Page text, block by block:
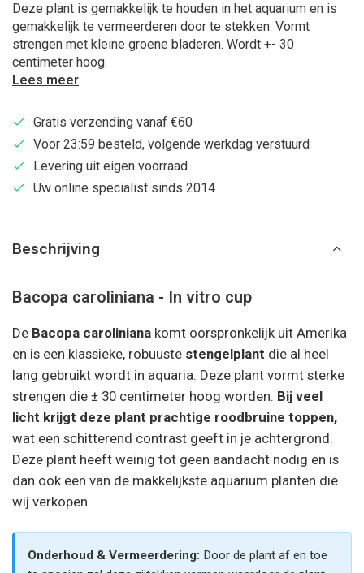
Deze plant is gemakkelijk te houden in het aquarium en is
gemakkelijk te vermeerderen door te stekken. Vormt
strengen met kleine groene bladeren. Wordt +- 30
centimeter hoog.
Lees meer
Gratis verzending vanaf €60
Voor 23:59 besteld, volgende werkdag verstuurd
Levering uit eigen voorraad
Uw online specialist sinds 2014
Beschrijving
Bacopa caroliniana - In vitro cup
De Bacopa caroliniana komt oorspronkelijk uit Amerika
en is een klassieke, robuuste stengelplant die al heel
lang gebruikt wordt in aquaria. Deze plant vormt sterke
strengen die ± 30 centimeter hoog worden. Bij veel
licht krijgt deze plant prachtige roodbruine toppen,
wat een schitterend contrast geeft in je achtergrond.
Deze plant heeft weinig tot geen aandacht nodig en is
dan ook een van de makkelijkste aquarium planten die
wij verkopen.
Onderhoud & Vermeerdering: Door de plant af en toe